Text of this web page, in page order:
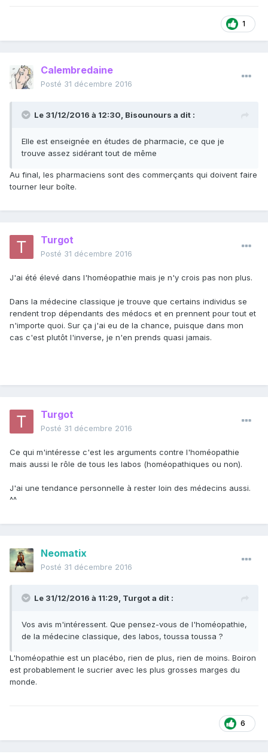
1
Calembredaine
Posté 31 décembre 2016
Le 31/12/2016 à 12:30, Bisounours a dit :
Elle est enseignée en études de pharmacie, ce que je
trouve assez sidérant tout de même
Au final, les pharmaciens sont des commerçants qui doivent faire
tourner leur boîte.
Turgot
Posté 31 décembre 2016
J'ai été élevé dans l'homéopathie mais je n'y crois pas non plus.
Dans la médecine classique je trouve que certains individus se
rendent trop dépendants des médocs et en prennent pour tout et
n'importe quoi. Sur ça j'ai eu de la chance, puisque dans mon
cas c'est plutôt l'inverse, je n'en prends quasi jamais.
Turgot
Posté 31 décembre 2016
Ce qui m'intéresse c'est les arguments contre l'homéopathie
mais aussi le rôle de tous les labos (homéopathiques ou non).
J'ai une tendance personnelle à rester loin des médecins aussi.
^^
Neomatix
Posté 31 décembre 2016
Le 31/12/2016 à 11:29, Turgot a dit :
Vos avis m'intéressent. Que pensez-vous de l'homéopathie,
de la médecine classique, des labos, toussa toussa ?
L'homéopathie est un placébo, rien de plus, rien de moins. Boiron
est probablement le sucrier avec les plus grosses marges du
monde.
6